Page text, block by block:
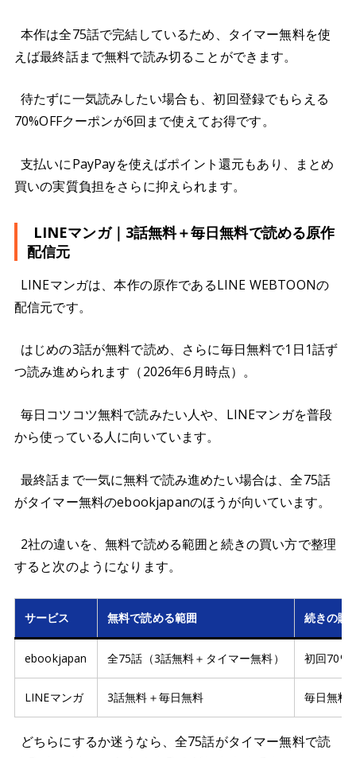
本作は全75話で完結しているため、タイマー無料を使
えば最終話まで無料で読み切ることができます。
待たずに一気読みしたい場合も、初回登録でもらえる
70%OFFクーポンが6回まで使えてお得です。
支払いにPayPayを使えばポイント還元もあり、まとめ
買いの実質負担をさらに抑えられます。
LINEマンガ｜3話無料＋毎日無料で読める原作
配信元
LINEマンガは、本作の原作であるLINE WEBTOONの
配信元です。
はじめの3話が無料で読め、さらに毎日無料で1日1話ず
つ読み進められます（2026年6月時点）。
毎日コツコツ無料で読みたい人や、LINEマンガを普段
から使っている人に向いています。
最終話まで一気に無料で読み進めたい場合は、全75話
がタイマー無料のebookjapanのほうが向いています。
2社の違いを、無料で読める範囲と続きの買い方で整理
すると次のようになります。
サービス 無料で読める範囲 続きの購
ebookjapan 全75話（3話無料＋タイマー無料） 初回
LINEマンガ 3話無料＋毎日無料 毎日無料
どちらにするか迷うなら、全75話がタイマー無料で読